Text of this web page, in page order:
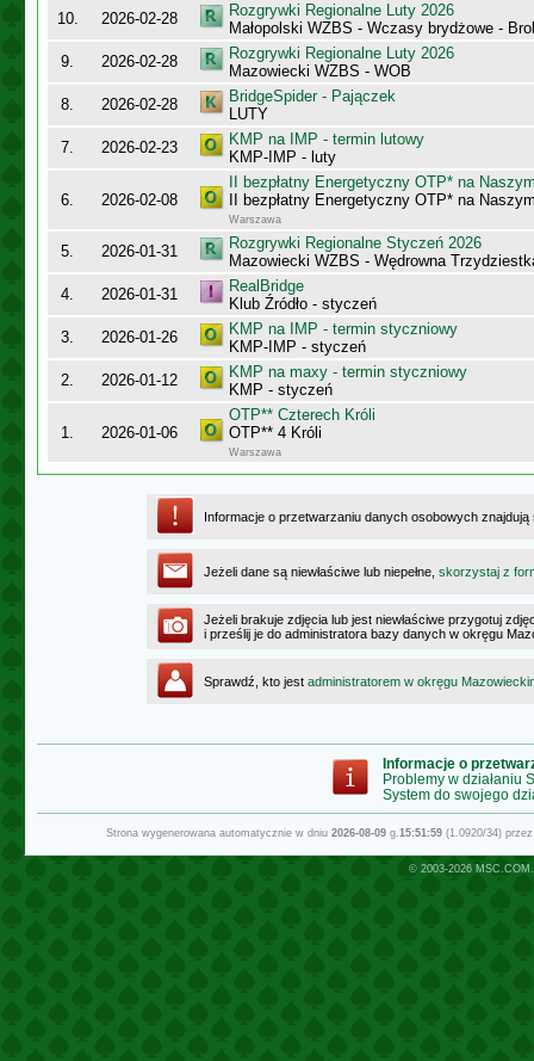
10.
2026-02-28
Rozgrywki Regionalne Luty 2026
Małopolski WZBS - Wczasy brydżowe -
9.
2026-02-28
Rozgrywki Regionalne Luty 2026
Mazowiecki WZBS - WOB
8.
2026-02-28
BridgeSpider - Pajączek
LUTY
7.
2026-02-23
KMP na IMP - termin lutowy
KMP-IMP - luty
6. 2026-02-08
II bezpłatny Energetyczny OTP* na
II bezpłatny Energetyczny OTP* na
Warszawa
5. 2026-01-31
Rozgrywki Regionalne Styczeń 2026
Mazowiecki WZBS - Wędrowna
4.
2026-01-31
RealBridge
Klub Źródło - styczeń
3.
2026-01-26
KMP na IMP - termin styczniowy
KMP-IMP - styczeń
2.
2026-01-12
KMP na maxy - termin styczniowy
KMP - styczeń
1. 2026-01-06
OTP** Czterech Króli
OTP** 4 Króli
Warszawa
Informacje o przetwarzaniu danych osobowych
Jeżeli dane są niewłaściwe lub niepełne, skorzystaj z
Jeżeli brakuje zdjęcia lub jest niewłaściwe przygotuj
i prześlij je do administratora bazy danych w okręgu
Sprawdź, kto jest administratorem w okręgu
Informacje o
Problemy w działaniu
System do swojego
Strona wygenerowana automatycznie w dniu 2026-08-09g.15:51:59(1.0920/34)
© 2003-2026